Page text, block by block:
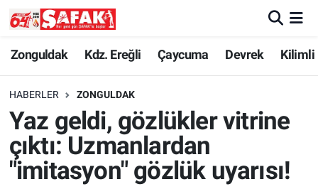
Zonguldak Kdz. Ereğli Çaycuma Devrek Kilimli
HABERLER ZONGULDAK
Yaz geldi, gözlükler vitrine
çıktı: Uzmanlardan
"imitasyon" gözlük uyarısı!
Zonguldak
Kdz. Ereğli
Çaycuma
Devrek
Zonguldak Nöbetçi Eczaneler
Zonguldak Hava Durumu
Zonguldak Namaz Vakitleri
Zonguldak Trafik Yoğunluk Haritası